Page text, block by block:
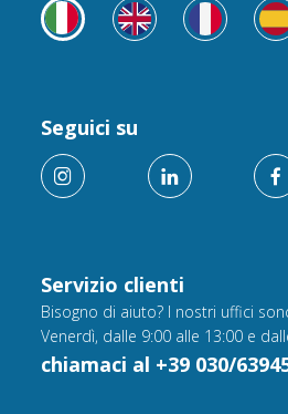
Servizio clienti
Bisogno di aiuto? I nostri uffici
Venerdì, dalle 9:00 alle 13:00 e
chiamaci al +39 030/
Seguici su